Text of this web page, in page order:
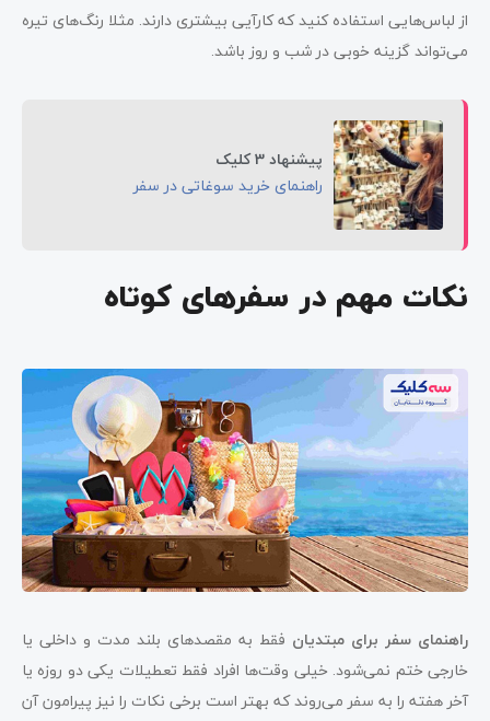
از لباس‌هایی استفاده کنید که کارآیی بیشتری دارند. مثلا رنگ‌های تیره
می‌تواند گزینه خوبی در شب و روز باشد.
پیشنهاد 3 کلیک
راهنمای خرید سوغاتی در سفر
نکات مهم در سفرهای کوتاه
راهنمای سفر برای مبتدیان فقط به مقصدهای بلند مدت و داخلی یا
خارجی ختم نمی‌شود. خیلی وقت‌ها افراد فقط تعطیلات یکی دو روزه یا
آخر هفته را به سفر می‌روند که بهتر است برخی نکات را نیز پیرامون آن